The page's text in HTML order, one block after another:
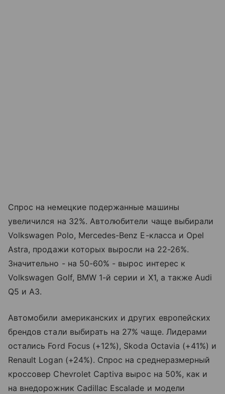
Спрос на немецкие подержанные машины
увеличился на 32%. Автолюбители чаще выбирали
Volkswagen Polo, Mercedes-Benz E-класса и Opel
Astra, продажи которых выросли на 22-26%.
Значительно - на 50-60% - вырос интерес к
Volkswagen Golf, BMW 1-й серии и X1, а также Audi
Q5 и A3.
Автомобили американских и других европейских
брендов стали выбирать на 27% чаще. Лидерами
остались Ford Focus (+12%), Skoda Octavia (+41%) и
Renault Logan (+24%). Спрос на среднеразмерный
кроссовер Chevrolet Captiva вырос на 50%, как и
на внедорожник Cadillac Escalade и модели